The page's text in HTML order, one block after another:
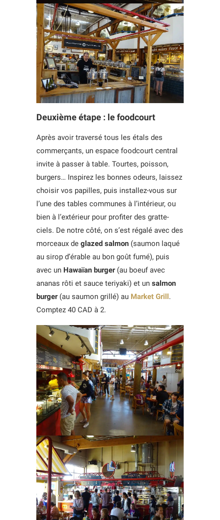
Deuxième étape : le foodcourt
Après avoir traversé tous les étals des
commerçants, un espace foodcourt central
invite à passer à table. Tourtes, poisson,
burgers… Inspirez les bonnes odeurs, laissez
choisir vos papilles, puis installez-vous sur
l’une des tables communes à l’intérieur, ou
bien à l’extérieur pour profiter des gratte-
ciels. De notre côté, on s’est régalé avec des
morceaux de glazed salmon (saumon laqué
au sirop d’érable au bon goût fumé), puis
avec un Hawaïan burger(au boeuf avec
ananas rôti et sauce teriyaki) et un salmon
burger(au saumon grillé) au Market Grill.
Comptez 40 CAD à 2.